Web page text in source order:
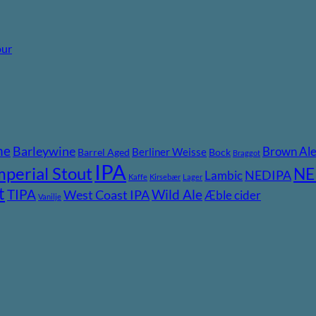
Barleywine Barrel Aged Berliner Weisse Bock Braggot Brown Ale
Stout IPA Kaffe Kirsebær Lager Lambic NEDIPA
TIPA Vanilje West Coast IPAWild Ale Æble cider